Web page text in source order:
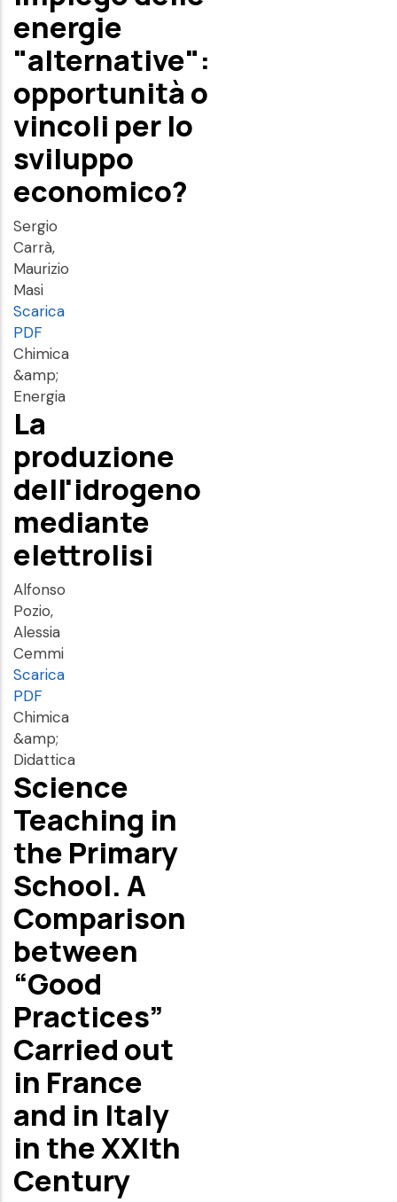
energie
"alternative":
opportunità o
vincoli per lo
sviluppo
economico?
Sergio
Carrà,
Maurizio
Masi
Scarica
PDF
Chimica
&amp;
Energia
La
produzione
dell'idrogeno
mediante
elettrolisi
Alfonso
Pozio,
Alessia
Cemmi
Scarica
PDF
Chimica
&amp;
Didattica
Science
Teaching in
the Primary
School. A
Comparison
between
“Good
Practices”
Carried out
in France
and in Italy
in the XXIth
Century